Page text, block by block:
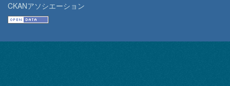
CKANアソシエーション